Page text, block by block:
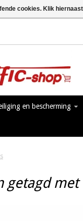
en bescherming
getagd
cookies. Klik